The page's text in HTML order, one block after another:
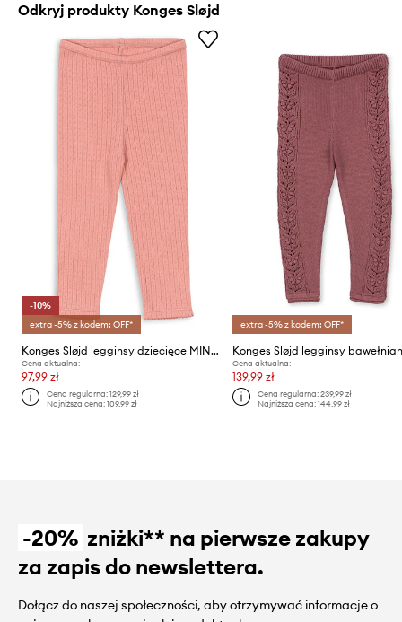
Odkryj produkty Konges Sløjd
-10%
extra -5% z kodem: OFF*
Konges Sløjd legginsy dziecięce MINNIE PANTS GOTS
Cena aktualna:
97,99 zł
Cena regularna:129,99 zł
Najniższa cena:109,99 zł
extra -5% z kodem: OFF*
Cena aktualna:
139,99 zł
Cena regularna: 239,99 zł
Najniższa cena: 144,99 zł
-20% zniżki** na pierwsze zakupy
za zapis do newslettera.
Dołącz do naszej społeczności, aby otrzymywać informacje o